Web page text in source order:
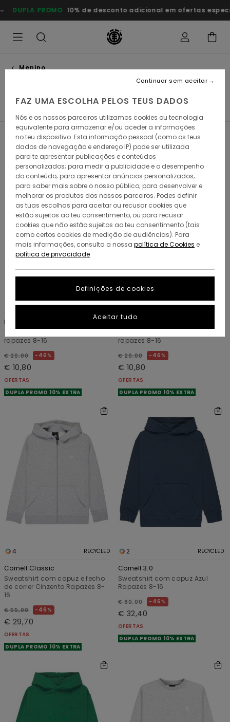
para
a
produtos
10% de desconto adicional em ofertas especiais Poupa
Menino
Filtrar e Ordenar 105Resultados
Avançar
para
procurar
critérios
filtragem
Avançar
para
ordenar
4 ORGANIC COTTON
Icon Label Pocket Y
T-shirt de manga curta Verde
rapazes 8-16
€ 20,00 46%
€ 10,80
OFERTAS
DUPLA PROMO 10% EXTRA
4 ORGANIC COTTON
Icon Label Pocket Y
rapazes 8-16
€ 20,00 46%
€ 10,80
OFERTAS
DUPLA PROMO 10% EXTRA
4 RECYCLED
Cornell Classic
Sweatshirt com capuz e fecho
de correr Cinzento Rapazes 8-
16
€ 55,00 46%
€ 29,70
OFERTAS
DUPLA PROMO 10% EXTRA
2 RECYCLED
Cornell 3.0
Sweatshirt com capuz Azul
Rapazes 8-16
€ 60,00 46%
€ 32,40
OFERTAS
DUPLA PROMO 10% EXTRA
FAZ UMA ESCOLHA PELOS TEUS DADOS
Nós e os nossos parceiros utilizamos cookies ou tecnologia
equivalente para armazenar e/ou aceder a informações
no teu dispositivo. Esta informação pessoal (como os teus
dados de navegação e endereço IP) pode ser utilizada
para te apresentar publicações e conteúdos
personalizados; para medir a publicidade e o desempenho
do conteúdo; para apresentar anúncios personalizados;
para saber mais sobre o nosso público; para desenvolver e
melhorar os produtos dos nossos parceiros. Podes definir
as tuas escolhas para aceitar ou recusar cookies que
estão sujeitos ao teu consentimento, ou para recusar
cookies que não estão sujeitos ao teu consentimento (tais
como certos cookies de medição de audiências). Para
mais informações, consulta a nossa política de Cookies e
política de privacidade
Definições de cookies
Continuar sem aceitar
Aceitar tudo